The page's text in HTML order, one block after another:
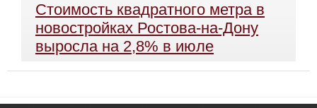
Стоимость квадратного метра в
новостройках Ростова-на-Дону
выросла на 2,8% в июле